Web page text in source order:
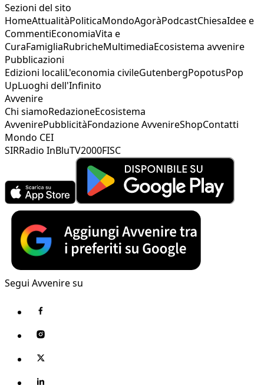
Sezioni del sito
HomeAttualitàPoliticaMondoAgoràPodcastChiesaIdee e
CommentiEconomiaVita e
CuraFamigliaRubricheMultimediaEcosistema avvenire
Pubblicazioni
Edizioni localiL'economia civileGutenbergPopotusPop
UpLuoghi dell'Infinito
Avvenire
Chi siamoRedazioneEcosistema
AvvenirePubblicitàFondazione AvvenireShopContatti
Mondo CEI
SIRRadio InBluTV2000FISC
Segui Avvenire su